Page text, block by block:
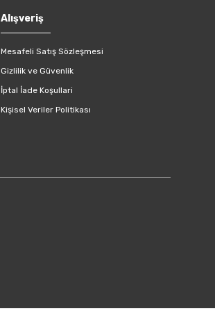
Alışveriş
Mesafeli Satış Sözleşmesi
Gizlilik ve Güvenlik
İptal İade Koşullari
Kişisel Veriler Politikası